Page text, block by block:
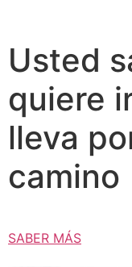
Usted
quiere
lleva
camino
SABER MÁS